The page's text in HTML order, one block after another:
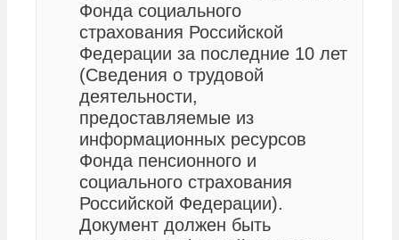
Фонда социального
страхования Российской
Федерации за последние 10 лет
(Сведения о трудовой
деятельности,
предоставляемые из
информационных ресурсов
Фонда пенсионного и
социального страхования
Российской Федерации).
Документ должен быть